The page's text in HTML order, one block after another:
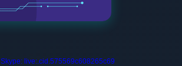
Skype: live:.cid.575569c608265c69